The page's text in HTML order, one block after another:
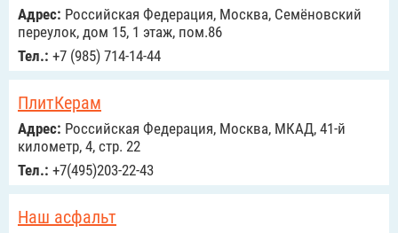
Адрес: Российcкая Федерация, Москва, Семёновский
переулок, дом 15, 1 этаж, пом.86
Тел.: +7 (985) 714-14-44
ПлитКерам
Адрес: Российcкая Федерация, Москва, МКАД, 41-й
километр, 4, стр. 22
Тел.: +7(495)203-22-43
Наш асфальт